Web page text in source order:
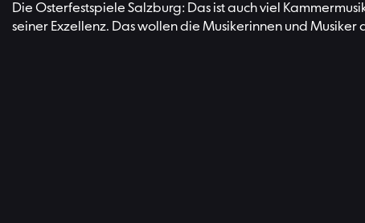
Die Osterfestspiele Salzburg: Das ist auch viel
seiner Exzellenz. Das wollen die Musikerinnen und